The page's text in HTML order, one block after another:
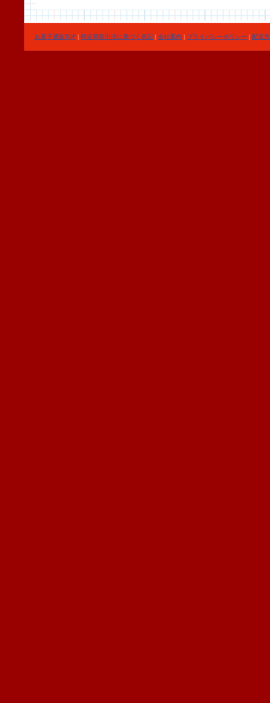
お菓子通販TOP | 特定商取引法に基づく表記 | 会社案内 | プライバシーポリシー | 配送